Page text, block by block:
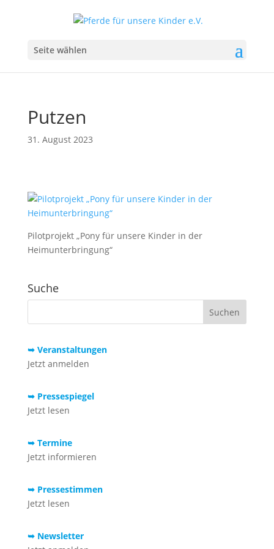
Seite wählen
Putzen
31. August 2023
Pilotprojekt „Pony für unsere Kinder in der
Heimunterbringung“
Suche
➥ Veranstaltungen
Jetzt anmelden
➥ Pressespiegel
Jetzt lesen
➥ Termine
Jetzt informieren
➥ Pressestimmen
Jetzt lesen
➥ Newsletter